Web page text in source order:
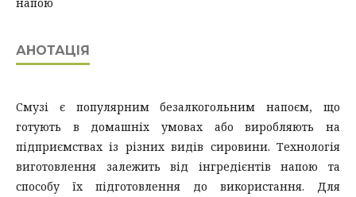
АНОТАЦІЯ
Смузі є популярним безалкогольним напоєм, що
готують в домашніх умовах або виробляють на
підприємствах із різних видів сировини. Технологія
виготовлення залежить від інгредієнтів напою та
способу їх підготовлення до використання. Для